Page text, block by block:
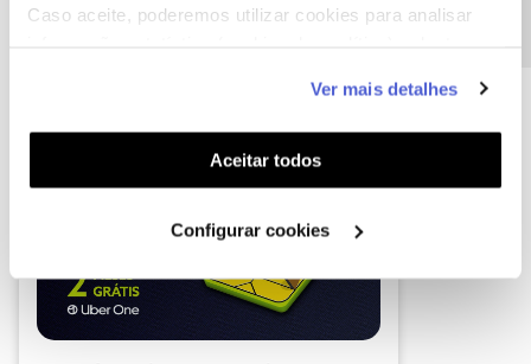
Caso aceite, poderemos utilizar cookies para analisar
funcionalidades (cookies de personalização e
funcionalidade) e adaptar anúncios aos seus interesses
(cookies de publicidade personalizada). Pode gerir a
utilização dos cookies clicando em "Configurar
Ver mais detalhes
Aceitar todos
Configurar cookies
A poupança que COMBINA